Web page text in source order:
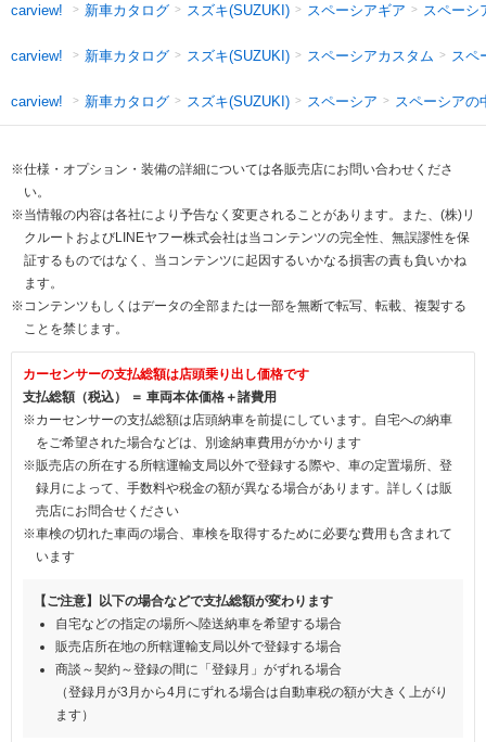
carview! 新車カタログ スズキ(SUZUKI) スペーシアギア スペーシ
carview! 新車カタログ スズキ(SUZUKI) スペーシアカスタム スペ
carview! 新車カタログ スズキ(SUZUKI) スペーシア スペーシアの
※仕様・オプション・装備の詳細については各販売店にお問い合わせくださ
い。
※当情報の内容は各社により予告なく変更されることがあります。また、(株)リ
クルートおよびLINEヤフー株式会社は当コンテンツの完全性、無誤謬性を保
証するものではなく、当コンテンツに起因するいかなる損害の責も負いかね
ます。
※コンテンツもしくはデータの全部または一部を無断で転写、転載、複製する
ことを禁じます。
カーセンサーの支払総額は店頭乗り出し価格です
支払総額（税込） ＝ 車両本体価格＋諸費用
※カーセンサーの支払総額は店頭納車を前提にしています。自宅への納車
をご希望された場合などは、別途納車費用がかかります
※販売店の所在する所轄運輸支局以外で登録する際や、車の定置場所、登
録月によって、手数料や税金の額が異なる場合があります。詳しくは販
売店にお問合せください
※車検の切れた車両の場合、車検を取得するために必要な費用も含まれて
います
【ご注意】以下の場合などで支払総額が変わります
自宅などの指定の場所へ陸送納車を希望する場合
販売店所在地の所轄運輸支局以外で登録する場合
商談～契約～登録の間に「登録月」がずれる場合
（登録月が3月から4月にずれる場合は自動車税の額が大きく上がり
ます）